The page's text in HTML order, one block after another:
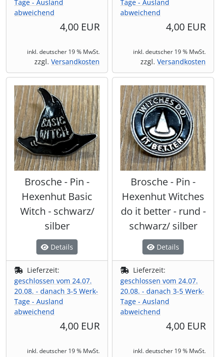
Tage - Ausland
abweichend
4,00 EUR
inkl. deutscher 19 % MwSt.
zzgl. Versandkosten
Tage - Ausland
abweichend
4,00 EUR
inkl. deutscher 19 % MwSt.
zzgl. Versandkosten
Brosche - Pin -
Hexenhut Basic
Witch - schwarz/
silber
Details
Lieferzeit:
geschlossen vom 24.07.
20.08. - danach 3-5 Werk-
Tage - Ausland
abweichend
4,00 EUR
inkl. deutscher 19 % MwSt.
Brosche - Pin -
Hexenhut Witches
do it better - rund -
schwarz/ silber
Details
Lieferzeit:
geschlossen vom 24.07.
20.08. - danach 3-5 Werk-
Tage - Ausland
abweichend
4,00 EUR
inkl. deutscher 19 % MwSt.